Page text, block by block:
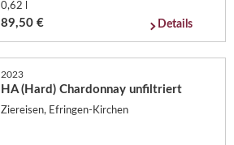
0,62 l
89,50 € Details
2023
HA (Hard) Chardonnay unfiltriert
Ziereisen, Efringen-Kirchen